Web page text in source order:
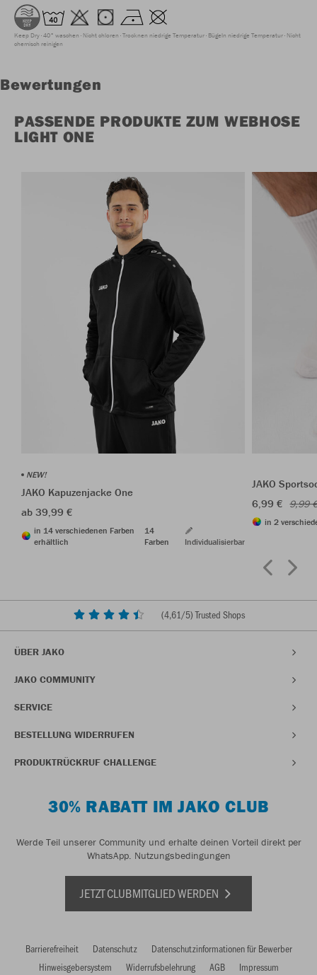
Keep Dry 40° waschen Nicht chloren Trocknen niedrige Temperatur Bügeln niedrige Temperatur Nicht
chemisch reinigen
Bewertungen
PASSENDE PRODUKTE ZUM WEBHOSE
LIGHT ONE
NEW!
JAKO Kapuzenjacke One
ab 39,99 €
in 14 verschiedenen Farben
erhältlich
14
Farben
Individualisierbar
JAKO
6,99 € 9,99
in 2
(4,61/5) Trusted Shops
ÜBER JAKO
JAKO COMMUNITY
SERVICE
BESTELLUNG WIDERRUFEN
PRODUKTRÜCKRUF CHALLENGE
30% RABATT IM JAKO CLUB
Werde Teil unserer Community und erhalte deinen Vorteil direkt per
WhatsApp. Nutzungsbedingungen
JETZT CLUBMITGLIED WERDEN
Barrierefreiheit Datenschutz
Datenschutzinformationen für Bewerber
Hinweisgebersystem
Widerrufsbelehrung AGB Impressum